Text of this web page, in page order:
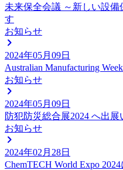
未来保全会議 ～新しい設備
す
お知らせ
2024年05月09日
Australian Manufacturing
お知らせ
2024年05月09日
防犯防災総合展2024 へ出展
お知らせ
2024年02月28日
ChemTECH World Expo